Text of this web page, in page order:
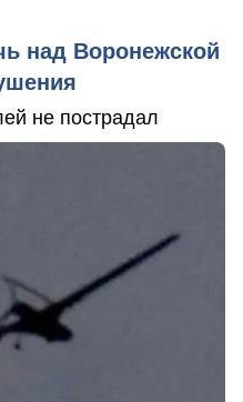
над Воронежской
не пострадал